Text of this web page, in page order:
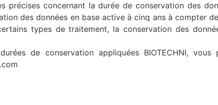
précises concernant la durée de conservation des
des données en base active à cinq ans à compter
types de traitement, la conservation des
de conservation appliquées BIOTECHNI,